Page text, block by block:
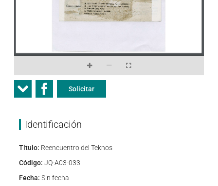
Solicitar
Identificación
Título: Reencuentro del Teknos
Código: JQ-A03-033
Fecha: Sin fecha